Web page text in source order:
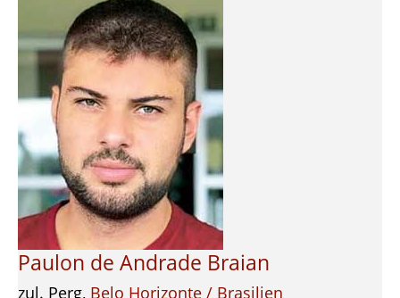
Paulon de Andrade Braian
zul. Perg, Belo Horizonte / Brasilien